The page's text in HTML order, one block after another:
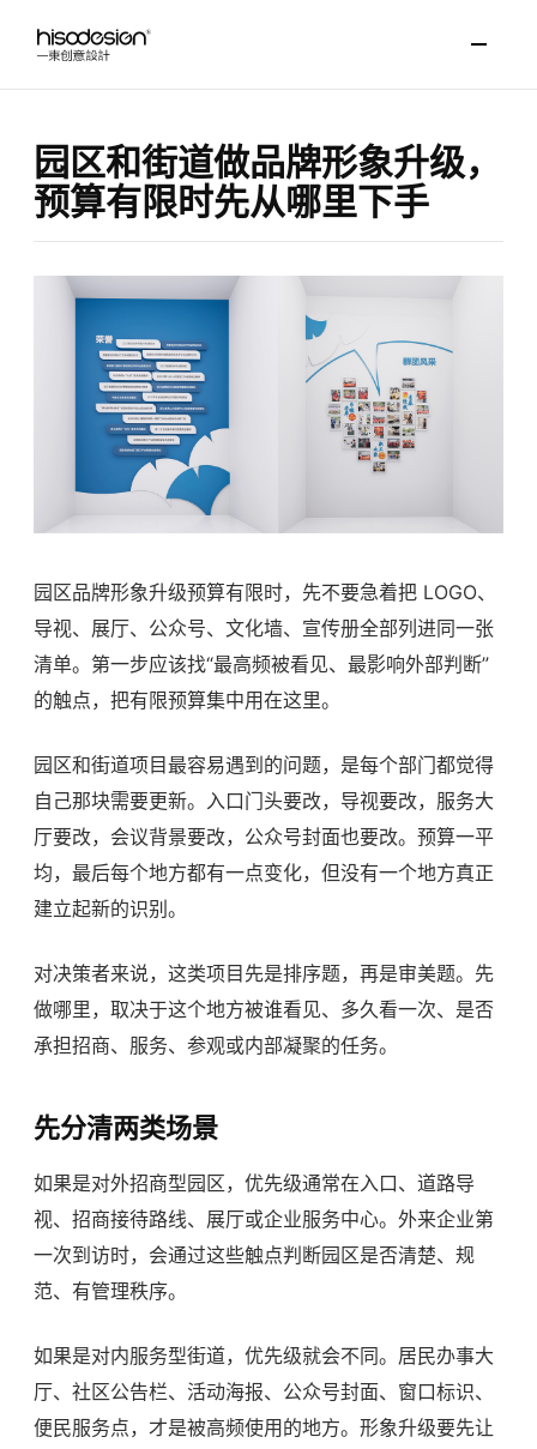
园区和街道做品牌形象升级，
预算有限时先从哪里下手
园区品牌形象升级预算有限时，先不要急着把 LOGO、
导视、展厅、公众号、文化墙、宣传册全部列进同一张
清单。第一步应该找“最高频被看见、最影响外部判断”
的触点，把有限预算集中用在这里。
园区和街道项目最容易遇到的问题，是每个部门都觉得
自己那块需要更新。入口门头要改，导视要改，服务大
厅要改，会议背景要改，公众号封面也要改。预算一平
均，最后每个地方都有一点变化，但没有一个地方真正
建立起新的识别。
对决策者来说，这类项目先是排序题，再是审美题。先
做哪里，取决于这个地方被谁看见、多久看一次、是否
承担招商、服务、参观或内部凝聚的任务。
先分清两类场景
如果是对外招商型园区，优先级通常在入口、道路导
视、招商接待路线、展厅或企业服务中心。外来企业第
一次到访时，会通过这些触点判断园区是否清楚、规
范、有管理秩序。
如果是对内服务型街道，优先级就会不同。居民办事大
厅、社区公告栏、活动海报、公众号封面、窗口标识、
便民服务点，才是被高频使用的地方。形象升级要先让